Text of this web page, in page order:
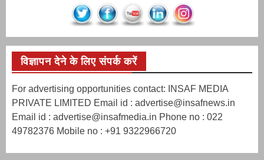
विज्ञापन देने के लिए संपर्क करें
For advertising opportunities contact: INSAF MEDIA
PRIVATE LIMITED Email id : advertise@insafnews.in
Email id : advertise@insafmedia.in Phone no : 022
49782376 Mobile no : +91 9322966720